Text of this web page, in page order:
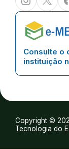
Consulte o
instituição
Copyright ©
Tecnologia do